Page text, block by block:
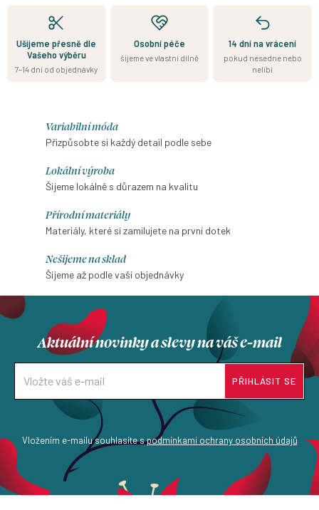
Ušijeme přesně dle
Vašeho výběru
7–14 dní od objednávky
Osobní péče
šijeme ve vlastní dílně
14 dní na vrácení
pokud nesedne nebo
nelíbí
Variabilní móda
Přizpůsobte si každý detail podle sebe
Lokální výroba
Šijeme lokálně s důrazem na kvalitu
Přírodní materiály
Materiály, které si zamilujete na první dotek
Nešijeme na sklad
Šijeme až podle vaší objednávky
Aktuální novinky a slevy na váš e-mail
Vložením e-mailu souhlasíte spodmínkami ochrany osobních údajů
PŘIHLÁSIT SE